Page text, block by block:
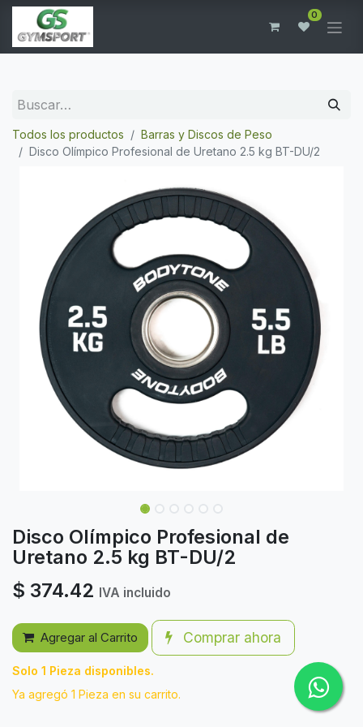
0
Todos los productos
Barras y Discos de Peso
Disco Olímpico Profesional de Uretano 2.5 kg BT-DU/2
Disco Olímpico Profesional de
Uretano 2.5 kg BT-DU/2
$ 374.42 IVA incluido
Agregar al Carrito Comprar ahora
Solo 1 Pieza disponibles.
Ya agregó 1 Pieza en su carrito.